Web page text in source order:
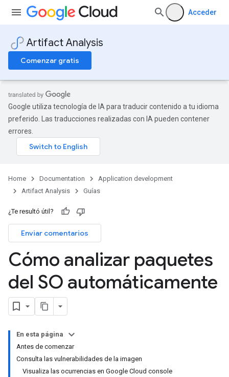
Acceder
Artifact Analysis
Comenzar gratis
Google utiliza tecnología de IA para traducir contenido a tu idioma
preferido. Las traducciones realizadas con IA pueden contener
errores.
Home Documentation
Application development
Artifact Analysis
Guías
¿Te resultó útil?
Enviar comentarios
Cómo analizar paquetes
del SO automáticamente
En esta página
Antes de comenzar
Consulta las vulnerabilidades de la imagen
Visualiza las ocurrencias en Google Cloud console